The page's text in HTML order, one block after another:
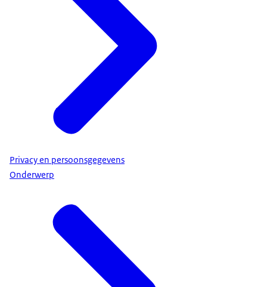
Privacy en persoonsgegevens
Onderwerp